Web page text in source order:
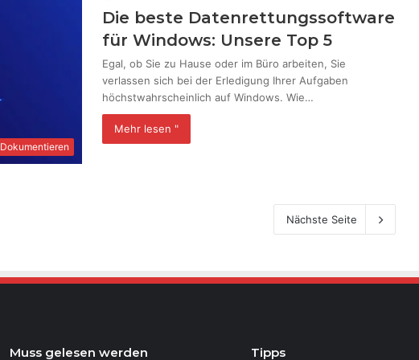
Dokumentieren
Die beste Datenrettungssoftware
für Windows: Unsere Top 5
Egal, ob Sie zu Hause oder im Büro arbeiten, Sie
verlassen sich bei der Erledigung Ihrer Aufgaben
höchstwahrscheinlich auf Windows. Wie…
Mehr lesen "
Nächste Seite
Muss gelesen werden Tipps